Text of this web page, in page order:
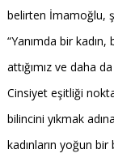
belirten İmamoğlu,
“Yanımda bir
attığımız ve daha
Cinsiyet eşitliği
bilincini yıkmak
kadınların yoğun